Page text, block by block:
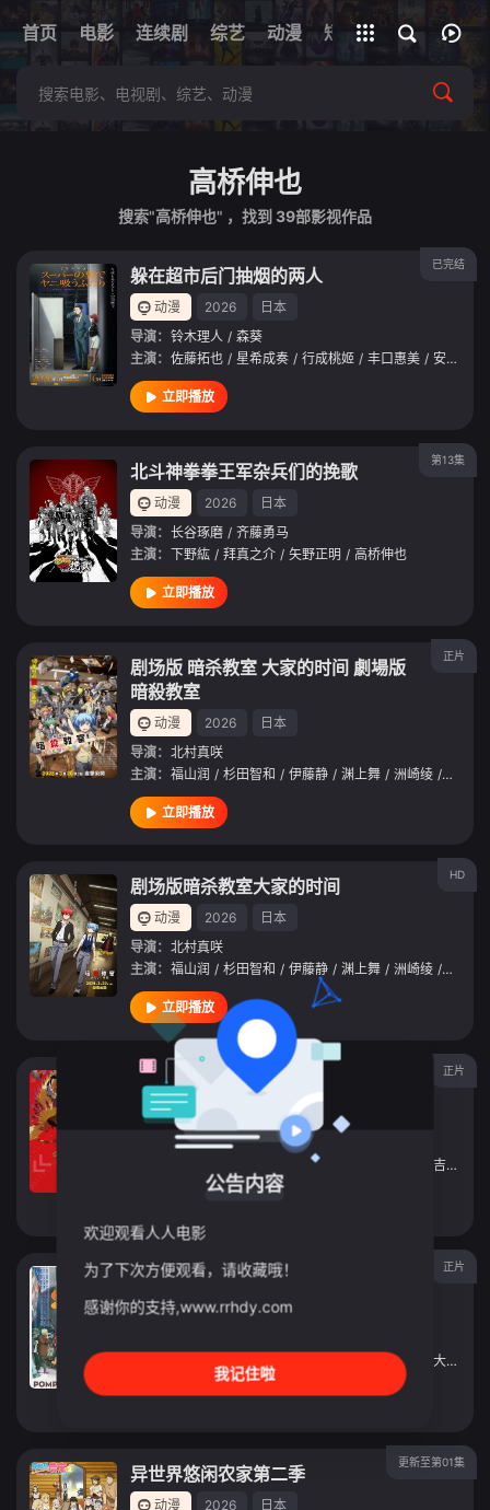
首页 电影 连续剧 综艺 动漫 短剧 网址
全部影片
高桥伸也
搜索"高桥伸也" ，找到 39部影视作品
已完结
躲在超市后门抽烟的两人
动漫 2026
日本
导演： 铃木理人 / 森葵
主演： 佐藤拓也 / 星希成奏 / 行成桃姬 / 丰口惠美 / 安田陆矢
立即播放
第13集
北斗神拳拳王军杂兵们的挽歌
动漫 2026
日本
导演： 长谷琢磨 / 齐藤勇马
主演： 下野紘 / 拜真之介 / 矢野正明 / 高桥伸也
立即播放
正片
剧场版 暗杀教室 大家的时间 劇場版
暗殺教室
动漫 2026
日本
导演： 北村真咲
主演： 福山润 / 杉田智和 / 伊藤静 / 渊上舞 / 洲崎绫 / 冈本信
立即播放
HD
剧场版暗杀教室大家的时间
动漫 2026
日本
导演： 北村真咲
主演： 福山润 / 杉田智和 / 伊藤静 / 渊上舞 / 洲崎绫 / 冈本信
立即播放
正片
数码宝贝大冒险tri. 第4章：丧失
动漫
元永庆太郎
细谷佳正 吉田仁美
正片
酷爱电影的庞波小姐
动漫 2021
日本
小原好美 加隈亚衣 大塚明夫
立即播放
更新至第01集
异世界悠闲农家第二季
动漫 2026
日本
公告内容
欢迎观看人人电影
为了下次方便观看，请收藏哦！
感谢你的支持,www.rrhdy.com
我记住啦